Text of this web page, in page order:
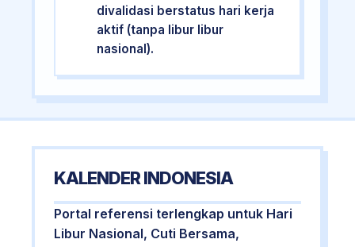
divalidasi berstatus hari kerja
aktif (tanpa libur libur
nasional).
KALENDER INDONESIA
Portal referensi terlengkap untuk Hari
Libur Nasional, Cuti Bersama,